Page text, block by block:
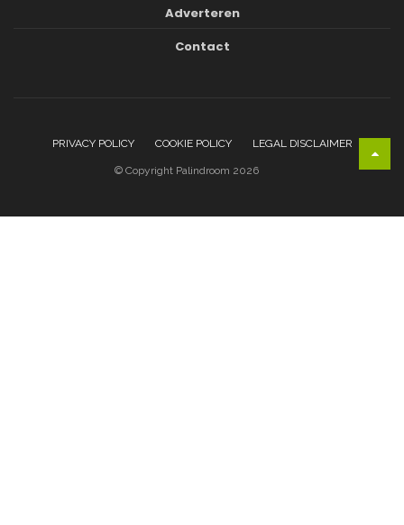
Adverteren
Contact
PRIVACY POLICY COOKIE POLICY LEGAL DISCLAIMER
© Copyright Palindroom 2026